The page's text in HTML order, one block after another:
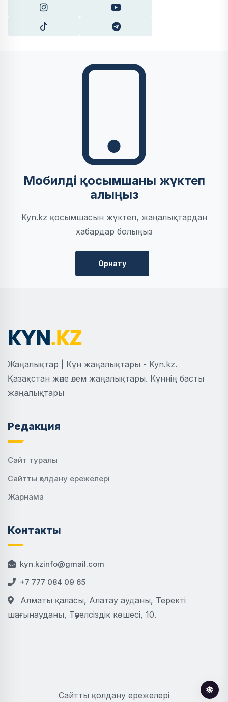
Мобилді қосымшаны жүктеп
алыңыз
Kyn.kz қосымшасын жүктеп, жаңалықтардан
хабардар болыңыз
Орнату
Жаңалықтар | Күн жаңалықтары - Kyn.kz.
Қазақстан және әлем жаңалықтары. Күннің басты
жаңалықтары
Редакция
Сайт туралы
Сайтты қолдану ережелері
Жарнама
Контакты
kyn.kzinfo@gmail.com
+7 777 084 09 65
Алматы қаласы, Алатау ауданы, Теректі
шағынауданы, Тәуелсіздік көшесі, 10.
Сайтты қолдану ережелері